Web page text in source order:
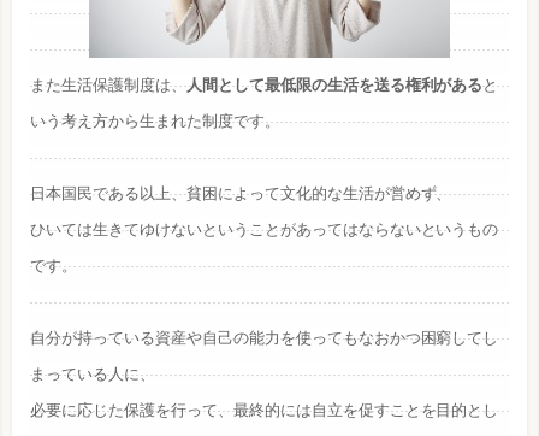
また生活保護制度は、人間として最低限の生活を送る権利があると
いう考え方から生まれた制度です。
日本国民である以上、貧困によって文化的な生活が営めず、
ひいては生きてゆけないということがあってはならないというもの
です。
自分が持っている資産や自己の能力を使ってもなおかつ困窮してし
まっている人に、
必要に応じた保護を行って、最終的には自立を促すことを目的とし